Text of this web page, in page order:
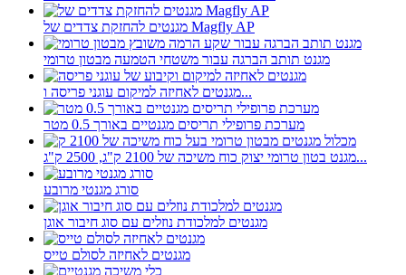
מגנטים להחזקת צדדים של Magfly AP
מגנט תותב הברגה עבור משטחי הטמעה מבטון טרומי
מגנטים לאחיזה למיקום עוגני פריסה ו...
מערכת פרופילי תריסים מגנטיים באורך 0.5 מטר
מגנט בטון טרומי יצוק כוח משיכה של 2100 ק"ג, 2500 ק"ג...
סורג מגנטי מרובע
מגנטים למלכודת נוזלים עם סוג חיבור אוגן
מגנטים לאחיזה לסולם טייס